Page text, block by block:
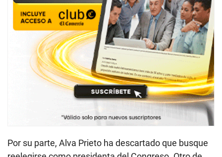
Por su parte, Alva Prieto ha descartado que busque